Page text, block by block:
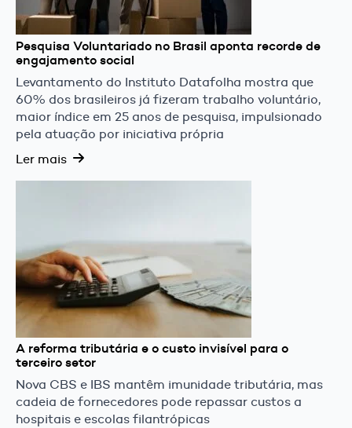
Pesquisa Voluntariado no Brasil aponta recorde de
engajamento social
Levantamento do Instituto Datafolha mostra que
60% dos brasileiros já fizeram trabalho voluntário,
maior índice em 25 anos de pesquisa, impulsionado
pela atuação por iniciativa própria
Ler mais
A reforma tributária e o custo invisível para o
terceiro setor
Nova CBS e IBS mantêm imunidade tributária, mas
cadeia de fornecedores pode repassar custos a
hospitais e escolas filantrópicas